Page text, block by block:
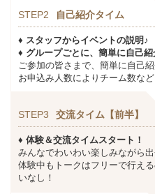
STEP2 自己紹介タイム
♦ スタッフからイベントの説明♪
♦ グループごとに、簡単に自己紹
ご参加の皆さまで、簡単に自己
お申込み人数によりチーム数など
STEP3 交流タイム【前半】
♦ 体験＆交流タイムスタート！
みんなでわいわい楽しみながら
体験中もトークはフリーで行え
いなし！